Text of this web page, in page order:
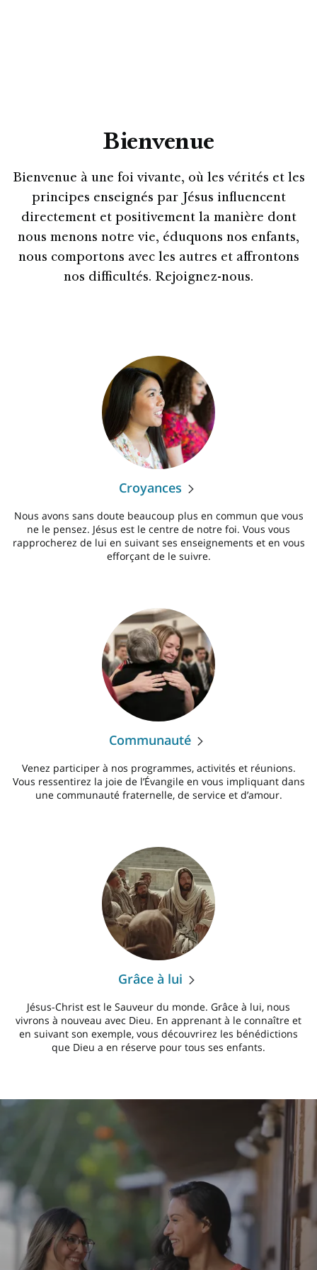
Bienvenue
Bienvenue à une foi vivante, où les vérités et les
principes enseignés par Jésus influencent
directement et positivement la manière dont
nous menons notre vie, éduquons nos enfants,
nous comportons avec les autres et affrontons
nos difficultés. Rejoignez-nous.
Croyances
Nous avons sans doute beaucoup plus en commun que vous
ne le pensez. Jésus est le centre de notre foi. Vous vous
rapprocherez de lui en suivant ses enseignements et en vous
efforçant de le suivre.
Communauté
Venez participer à nos programmes, activités et réunions.
Vous ressentirez la joie de l’Évangile en vous impliquant dans
une communauté fraternelle, de service et d’amour.
Grâce à lui
Jésus-Christ est le Sauveur du monde. Grâce à lui, nous
vivrons à nouveau avec Dieu. En apprenant à le connaître et
en suivant son exemple, vous découvrirez les bénédictions
que Dieu a en réserve pour tous ses enfants.